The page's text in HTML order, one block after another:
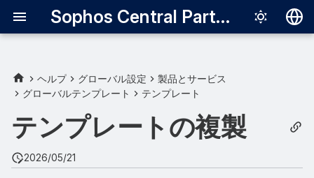
Sophos Central Partner
Français
ヘルプ グローバル設定
製品とサービス
グローバルテンプレート
テンプレート
テンプレートの複製
2026/05/21